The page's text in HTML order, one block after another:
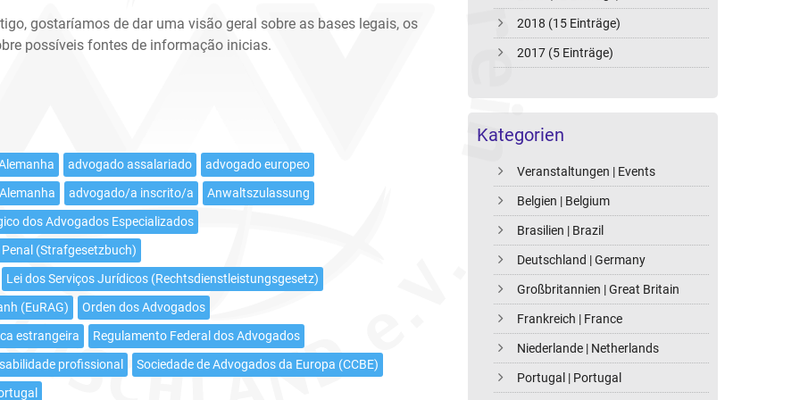
2018 (15 Einträge)
2017 (5 Einträge)
Kategorien
Veranstaltungen | Events
Belgien | Belgium
Brasilien | Brazil
Deutschland | Germany
Großbritannien | Great Britain
Frankreich | France
Niederlande | Netherlands
Portugal | Portugal
gostaríamos de dar uma visão geral sobre as bases legais, os
possíveis fontes de informação inicias.
advogado assalariado
advogado europeo
advogado/a inscrito/a
Anwaltszulassung
dos Advogados Especializados
(Strafgesetzbuch)
Lei dos Serviços Jurídicos (Rechtsdienstleistungsgesetz)
(EuRAG)
Orden dos Advogados
estrangeira
Regulamento Federal dos Advogados
profissional
Sociedade de Advogados da Europa (CCBE)